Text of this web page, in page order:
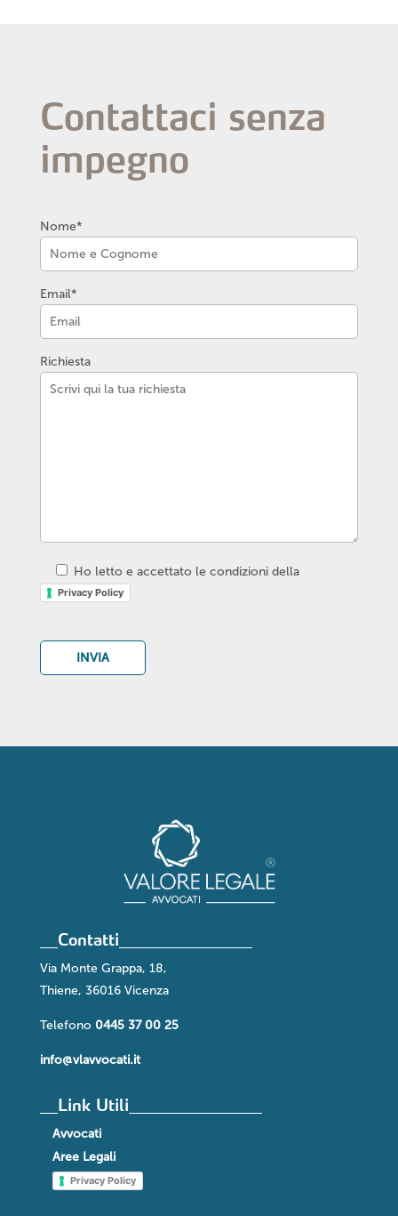
Contattaci senza
impegno
Nome*
Email*
Richiesta
Ho letto e accettato le condizioni della
Privacy Policy
Contatti
Via Monte Grappa, 18,
Thiene, 36016 Vicenza
Telefono 0445 37 00 25
info@vlavvocati.it
Link Utili
Avvocati
Aree Legali
Privacy Policy